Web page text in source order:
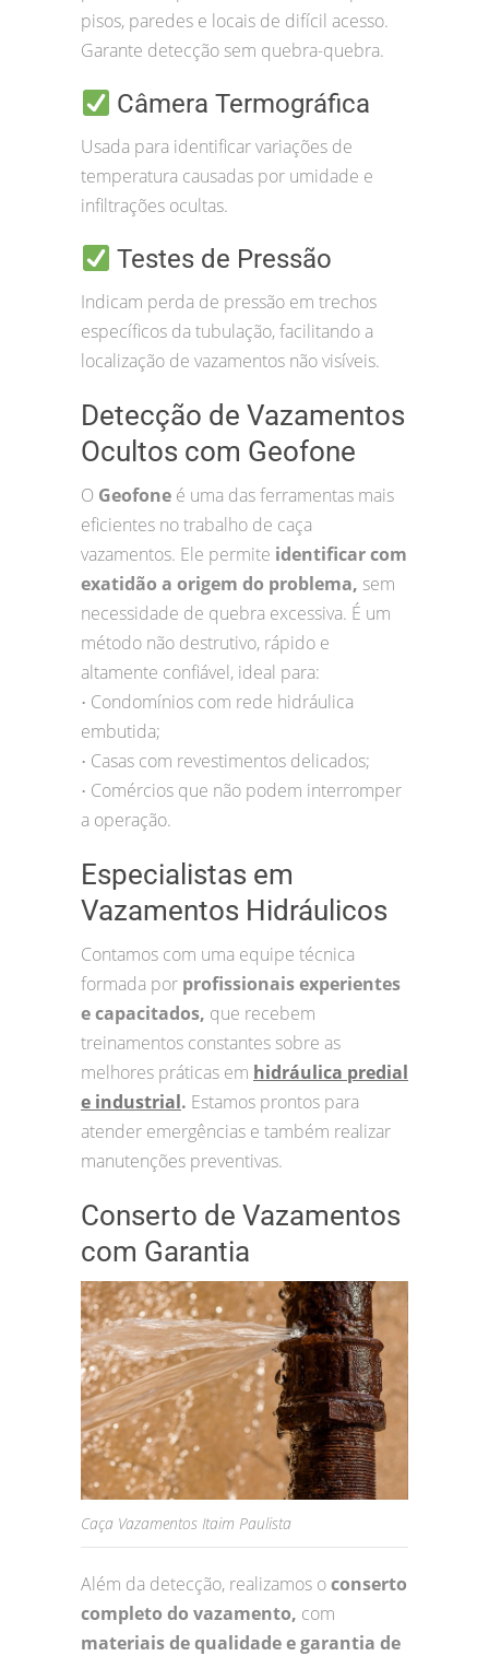
pisos, paredes e locais de difícil acesso.
Garante detecção sem quebra-quebra.
Câmera Termográfica
Usada para identificar variações de
temperatura causadas por umidade e
infiltrações ocultas.
Testes de Pressão
Indicam perda de pressão em trechos
específicos da tubulação, facilitando a
localização de vazamentos não visíveis.
Detecção de Vazamentos
Ocultos com Geofone
O Geofone é uma das ferramentas mais
eficientes no trabalho de caça
vazamentos. Ele permite identificar com
exatidão a origem do problema, sem
necessidade de quebra excessiva. É um
método não destrutivo, rápido e
altamente confiável, ideal para:
• Condomínios com rede hidráulica
embutida;
• Casas com revestimentos delicados;
• Comércios que não podem interromper
a operação.
Especialistas em
Vazamentos Hidráulicos
Contamos com uma equipe técnica
formada por profissionais experientes
e capacitados, que recebem
treinamentos constantes sobre as
melhores práticas em hidráulica predial
e industrial. Estamos prontos para
atender emergências e também realizar
manutenções preventivas.
Conserto de Vazamentos
com Garantia
Caça Vazamentos Itaim Paulista
Além da detecção, realizamos oconserto
completo do vazamento, com
materiais de qualidade e garantia de